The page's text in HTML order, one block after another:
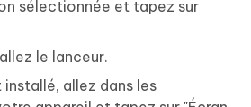
sélectionnée et tapez sur
le lanceur.
installé, allez dans les